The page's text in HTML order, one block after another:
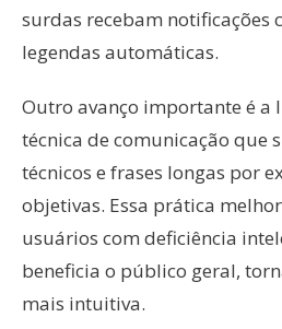
surdas recebam notificações
legendas automáticas.
Outro avanço importante é a
técnica de comunicação que
técnicos e frases longas por
objetivas. Essa prática
usuários com deficiência
beneficia o público geral,
mais intuitiva.